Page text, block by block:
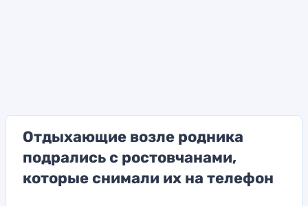
Отдыхающие возле родника
подрались с ростовчанами,
которые снимали их на телефон